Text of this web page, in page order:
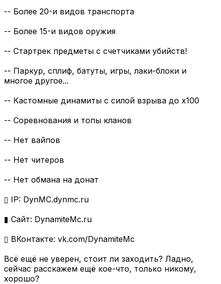
-- Более 20-и видов транспорта
-- Более 15-и видов оружия
-- Стартрек предметы с счетчиками убийств!
-- Паркур, сплиф, батуты, игры, лаки-блоки и
многое другое...
-- Кастомные динамиты с силой взрыва до x100
-- Соревнования и топы кланов
-- Нет вайпов
-- Нет читеров
-- Нет обмана на донат
▯ IP: DynMC.dynmc.ru
▮ Сайт: DynamiteMc.ru
▯ ВКонтакте: vk.com/DynamiteMc
Всё ещё не уверен, стоит ли заходить? Ладно,
сейчас расскажем ещё кое-что, только никому,
хорошо?